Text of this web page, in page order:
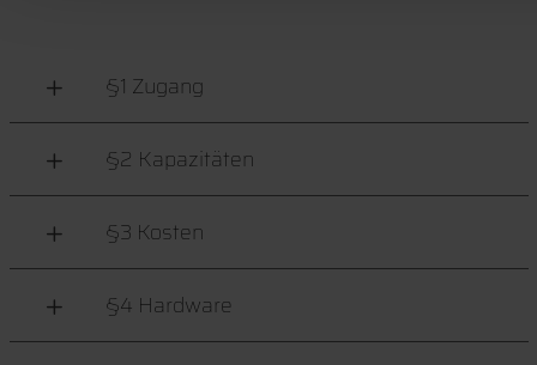
§1 Zugang
§2 Kapazitäten
§3 Kosten
§4 Hardware